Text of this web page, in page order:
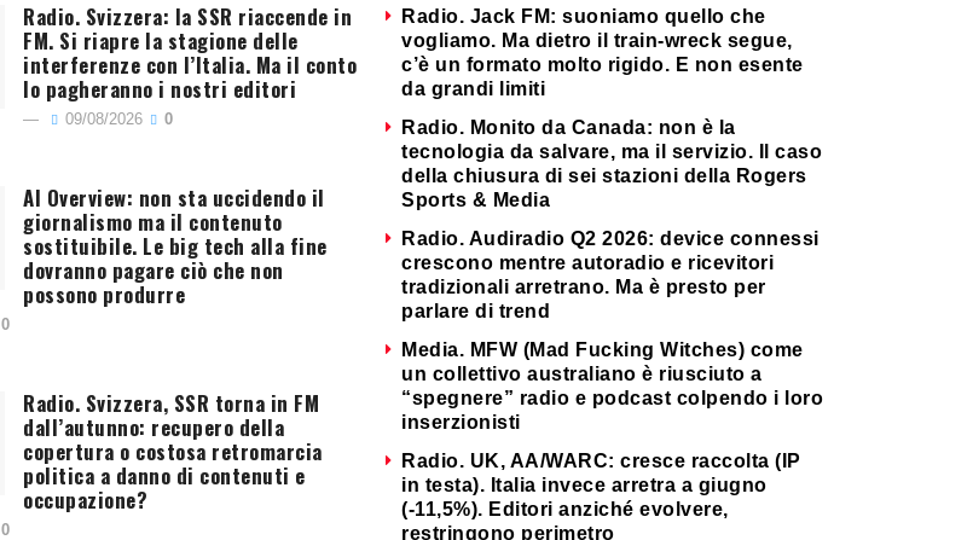
Radio. Svizzera: la SSR riaccende in
FM. Si riapre la stagione delle
interferenze con l’Italia. Ma il conto
lo pagheranno i nostri editori
09/08/2026 0
AI Overview: non sta uccidendo il
giornalismo ma il contenuto
sostituibile. Le big tech alla fine
dovranno pagare ciò che non
possono produrre
0
Radio. Svizzera, SSR torna in FM
dall’autunno: recupero della
copertura o costosa retromarcia
politica a danno di contenuti e
occupazione?
0
Radio. Jack FM: suoniamo quello che
vogliamo. Ma dietro il train-wreck segue,
c’è un formato molto rigido. E non esente
da grandi limiti
Radio. Monito da Canada: non è la
tecnologia da salvare, ma il servizio. Il caso
della chiusura di sei stazioni della Rogers
Sports & Media
Radio. Audiradio Q2 2026: device connessi
crescono mentre autoradio e ricevitori
tradizionali arretrano. Ma è presto per
parlare di trend
Media. MFW (Mad Fucking Witches) come
un collettivo australiano è riusciuto a
“spegnere” radio e podcast colpendo i loro
inserzionisti
Radio. UK, AA/WARC: cresce raccolta (IP
in testa). Italia invece arretra a giugno
(-11,5%). Editori anziché evolvere,
restringono perimetro